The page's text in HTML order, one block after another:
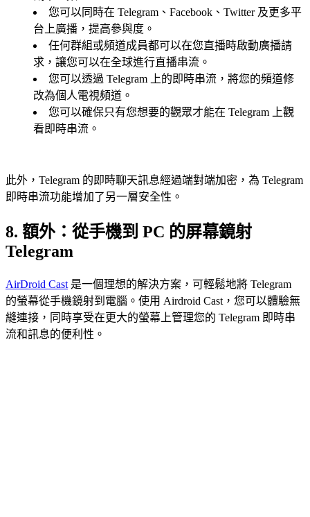
您可以同時在 Telegram、Facebook、Twitter 及更多平
台上廣播，提高參與度。
任何群組或頻道成員都可以在您直播時啟動廣播請
求，讓您可以在全球進行直播串流。
您可以透過 Telegram 上的即時串流，將您的頻道修
改為個人電視頻道。
您可以確保只有您想要的觀眾才能在 Telegram 上觀
看即時串流。
此外，Telegram 的即時聊天訊息經過端對端加密，為 Telegram
即時串流功能增加了另一層安全性。
8. 額外：從手機到 PC 的屏幕鏡射
Telegram
AirDroid Cast 是一個理想的解決方案，可輕鬆地將 Telegram
的螢幕從手機鏡射到電腦。使用 Airdroid Cast，您可以體驗無
縫連接，同時享受在更大的螢幕上管理您的 Telegram 即時串
流和訊息的便利性。